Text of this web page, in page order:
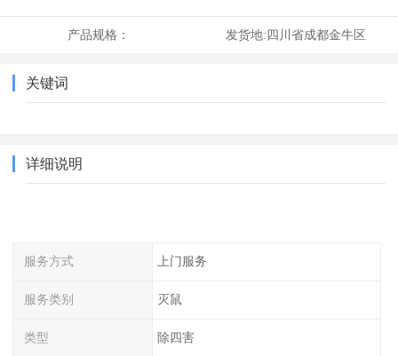
产品规格： 发货地:四川省成都金牛区
关键词
详细说明
服务方式 上门服务
服务类别 灭鼠
类型 除四害